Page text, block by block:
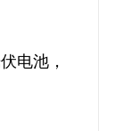
电池，